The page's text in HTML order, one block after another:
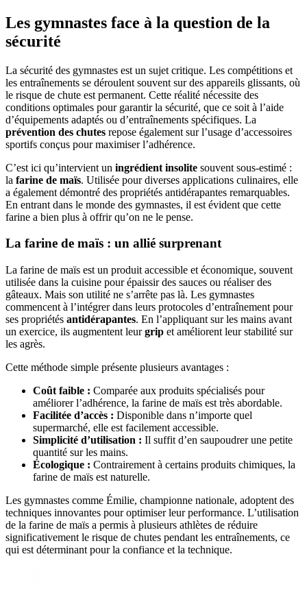
Les gymnastes face à la question de la
sécurité
La sécurité des gymnastes est un sujet critique. Les compétitions et
les entraînements se déroulent souvent sur des appareils glissants, où
le risque de chute est permanent. Cette réalité nécessite des
conditions optimales pour garantir la sécurité, que ce soit à l’aide
d’équipements adaptés ou d’entraînements spécifiques. La
prévention des chutes repose également sur l’usage d’accessoires
sportifs conçus pour maximiser l’adhérence.
C’est ici qu’intervient un ingrédient insolite souvent sous-estimé :
la farine de maïs. Utilisée pour diverses applications culinaires, elle
a également démontré des propriétés antidérapantes remarquables.
En entrant dans le monde des gymnastes, il est évident que cette
farine a bien plus à offrir qu’on ne le pense.
La farine de maïs : un allié surprenant
La farine de maïs est un produit accessible et économique, souvent
utilisée dans la cuisine pour épaissir des sauces ou réaliser des
gâteaux. Mais son utilité ne s’arrête pas là. Les gymnastes
commencent à l’intégrer dans leurs protocoles d’entraînement pour
ses propriétés antidérapantes. En l’appliquant sur les mains avant
un exercice, ils augmentent leurgrip et améliorent leur stabilité sur
les agrès.
Cette méthode simple présente plusieurs avantages :
Coût faible : Comparée aux produits spécialisés pour
améliorer l’adhérence, la farine de maïs est très abordable.
Facilitée d’accès : Disponible dans n’importe quel
supermarché, elle est facilement accessible.
Simplicité d’utilisation : Il suffit d’en saupoudrer une petite
quantité sur les mains.
Écologique : Contrairement à certains produits chimiques, la
farine de maïs est naturelle.
Les gymnastes comme Émilie, championne nationale, adoptent des
techniques innovantes pour optimiser leur performance. L’utilisation
de la farine de maïs a permis à plusieurs athlètes de réduire
significativement le risque de chutes pendant les entraînements, ce
qui est déterminant pour la confiance et la technique.